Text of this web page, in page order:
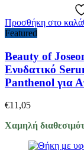
Προσθήκη στο
Featured
Beauty of
Ενυδατικό
Panthenol για
€11,05
Χαμηλή